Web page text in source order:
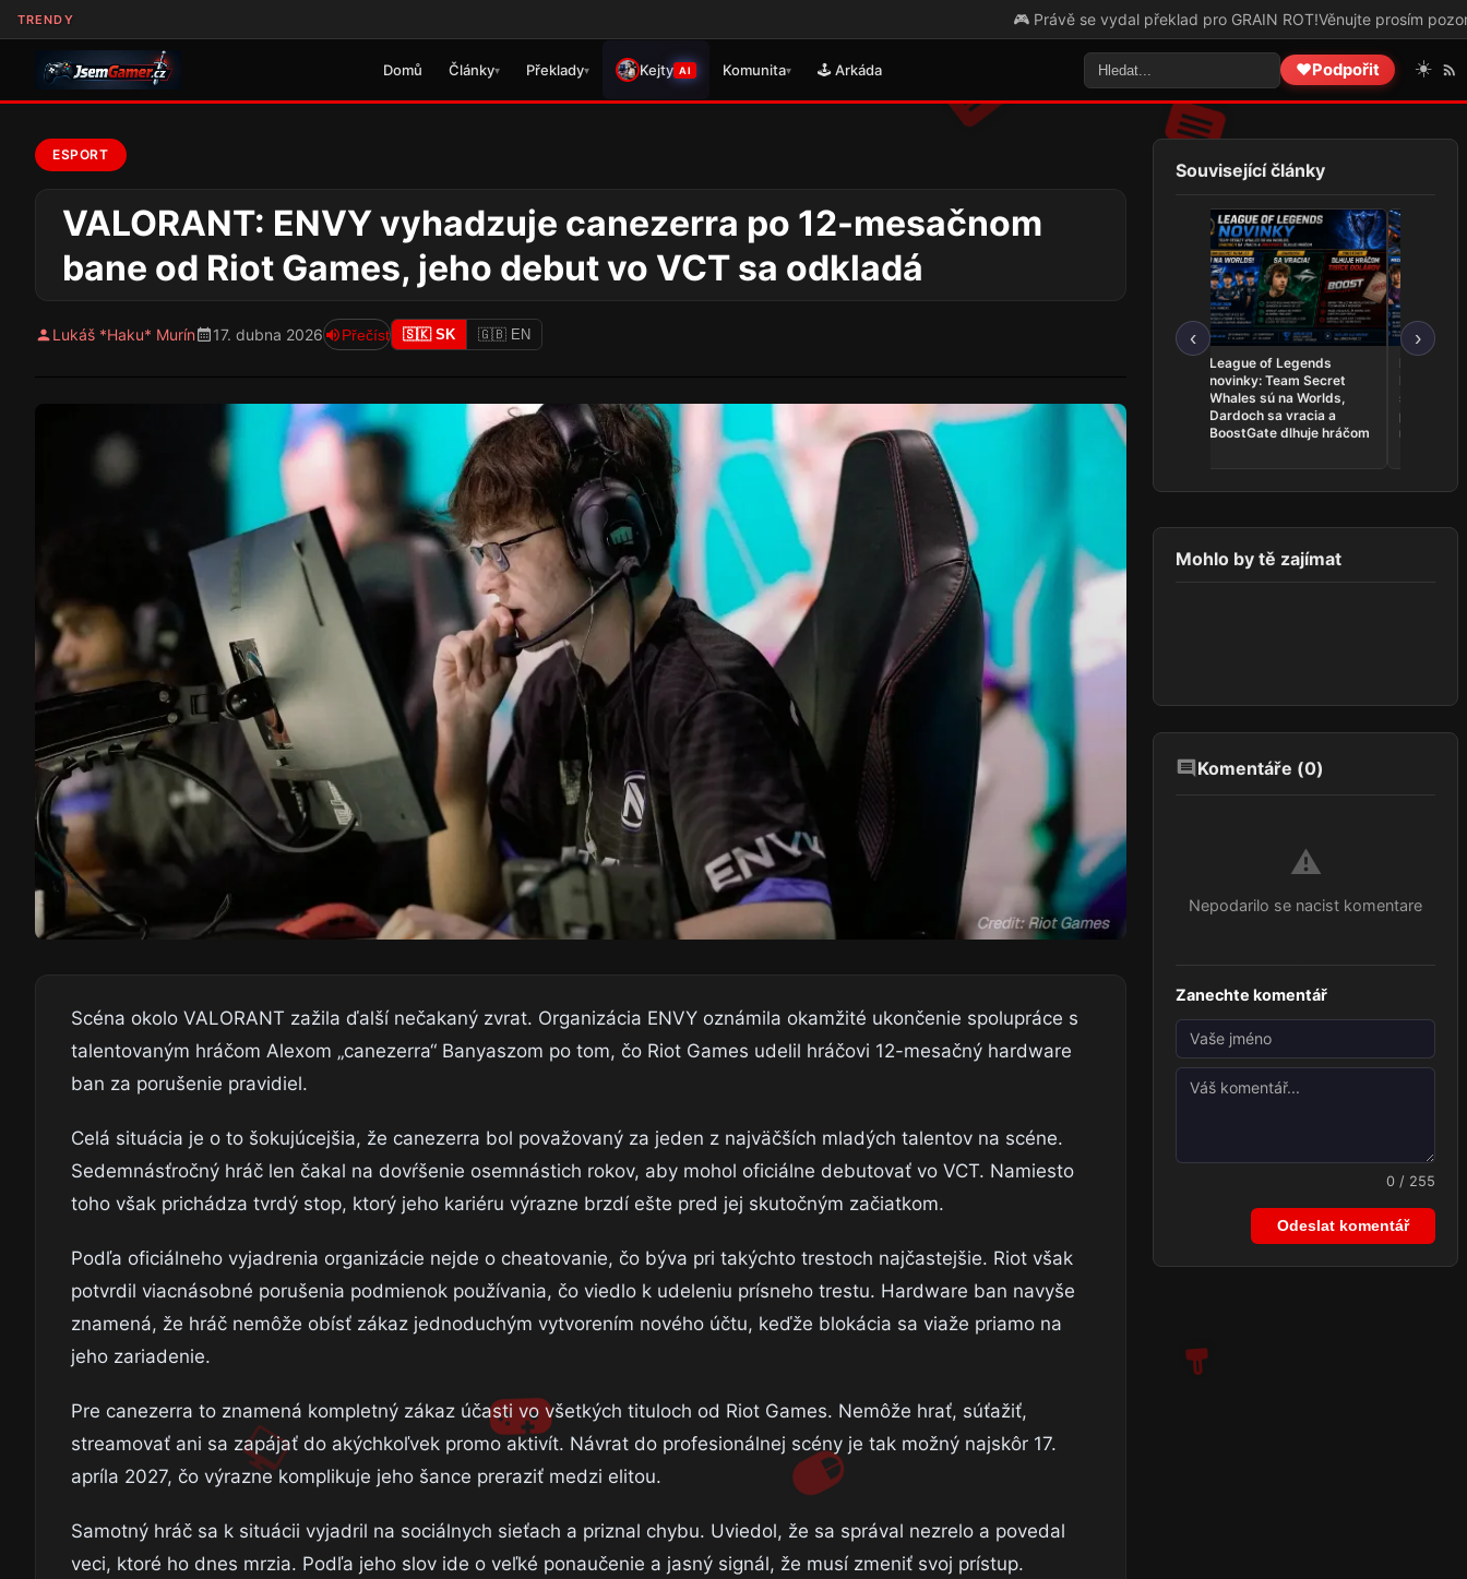
TRENDY 🎮 Právě se vydal překlad pro GRAIN ROT! Věnujte prosím pozornost
Domů Články▾ Překlady▾ Kejty AI Komunita▾ 🕹️ Arkáda ❤️Podpořit ☀️
ESPORT
VALORANT: ENVY vyhadzuje canezerra po 12-mesačnom
bane od Riot Games, jeho debut vo VCT sa odkladá
Lukáš *Haku* Murín 17. dubna 2026 Přečíst 🇸🇰 SK 🇬🇧 EN
Scéna okolo VALORANT zažila ďalší nečakaný zvrat. Organizácia ENVY oznámila okamžité ukončenie spolupráce s
talentovaným hráčom Alexom „canezerra“ Banyaszom po tom, čo Riot Games udelil hráčovi 12-mesačný hardware
ban za porušenie pravidiel.
Celá situácia je o to šokujúcejšia, že canezerra bol považovaný za jeden z najväčších mladých talentov na scéne.
Sedemnásťročný hráč len čakal na dovŕšenie osemnástich rokov, aby mohol oficiálne debutovať vo VCT. Namiesto
toho však prichádza tvrdý stop, ktorý jeho kariéru výrazne brzdí ešte pred jej skutočným začiatkom.
Podľa oficiálneho vyjadrenia organizácie nejde o cheatovanie, čo býva pri takýchto trestoch najčastejšie. Riot však
potvrdil viacnásobné porušenia podmienok používania, čo viedlo k udeleniu prísneho trestu. Hardware ban navyše
znamená, že hráč nemôže obísť zákaz jednoduchým vytvorením nového účtu, keďže blokácia sa viaže priamo na
jeho zariadenie.
Pre canezerra to znamená kompletný zákaz účasti vo všetkých tituloch od Riot Games. Nemôže hrať, súťažiť,
streamovať ani sa zapájať do akýchkoľvek promo aktivít. Návrat do profesionálnej scény je tak možný najskôr 17.
apríla 2027, čo výrazne komplikuje jeho šance preraziť medzi elitou.
Samotný hráč sa k situácii vyjadril na sociálnych sieťach a priznal chybu. Uviedol, že sa správal nezrelo a povedal
veci, ktoré ho dnes mrzia. Podľa jeho slov ide o veľké ponaučenie a jasný signál, že musí zmeniť svoj prístup.
Související články
‹
SINNERS bojujú o EWC a
Praha žije Open Cupom
League of Legends
novinky: Team Secret
Whales sú na Worlds,
Dardoch sa vracia a
BoostGate dlhuje hráčom
Rocket
Mech a
šancu na
postupe
nechce
›
Mohlo by tě zajímat
Komentáře (0)
⚠️
Nepodarilo se nacist komentare
Zanechte komentář
0 / 255
Odeslat komentář